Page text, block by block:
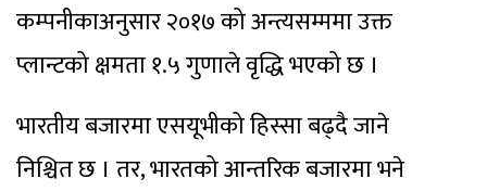
कम्पनीकाअनुसार २०१७ को अन्त्यसम्ममा उक्त
प्लान्टको क्षमता १.५ गुणाले वृद्धि भएको छ ।
भारतीय बजारमा एसयूभीको हिस्सा बढ्दै जाने
निश्चित छ । तर, भारतको आन्तरिक बजारमा भने